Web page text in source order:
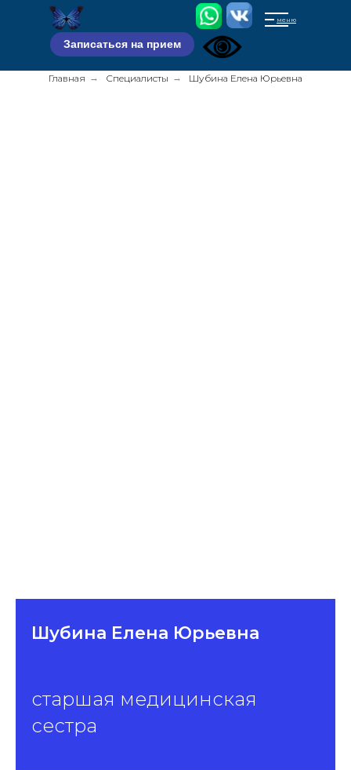
Записаться на прием
меню
Главная → Специалисты → Шубина Елена Юрьевна
Шубина Елена Юрьевна
старшая медицинская
сестра